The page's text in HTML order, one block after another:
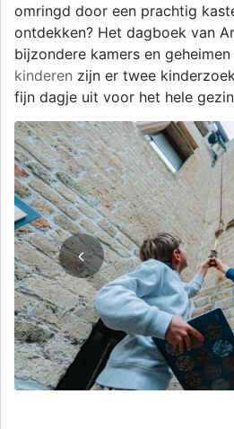
omringd door een prachtig
ontdekken? Het dagboek van
bijzondere kamers en
kinderen zijn er twee
fijn dagje uit voor het hele